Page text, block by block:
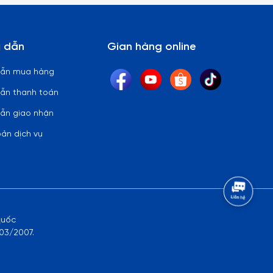
dẫn
mua hàng
thanh toán
giao nhận
dịch vụ
Gian hàng online
2007.